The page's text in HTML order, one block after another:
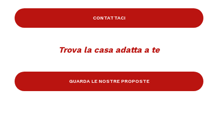
CONTATTACI
Trova la casa adatta a te
GUARDA LE NOSTRE PROPOSTE